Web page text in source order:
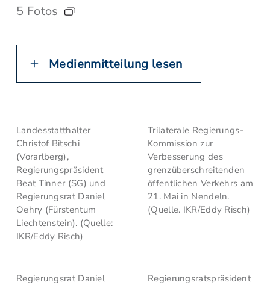
5 Fotos
Medienmitteilung lesen
Landesstatthalter
Christof Bitschi
(Vorarlberg),
Regierungspräsident
Beat Tinner (SG) und
Regierungsrat Daniel
Oehry (Fürstentum
Liechtenstein). (Quelle:
IKR/Eddy Risch)
Trilaterale Regierungs-
Kommission zur
Verbesserung des
grenzüberschreitenden
öffentlichen Verkehrs am
21. Mai in Nendeln.
(Quelle. IKR/Eddy Risch)
Regierungsrat Daniel
Regierungsratspräsident